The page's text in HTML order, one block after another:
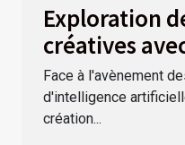
Exploration
créatives
génération
Face à l'avènement
d'intelligence
création...